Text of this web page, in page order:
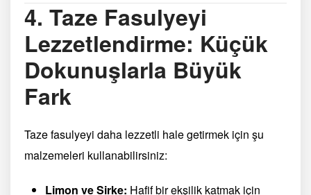
4. Taze Fasulyeyi
Lezzetlendirme: Küçük
Dokunuşlarla Büyük
Fark
Taze fasulyeyi daha lezzetli hale getirmek için şu
malzemeleri kullanabilirsiniz:
Limon ve Sirke: Hafif bir ekşilik katmak için